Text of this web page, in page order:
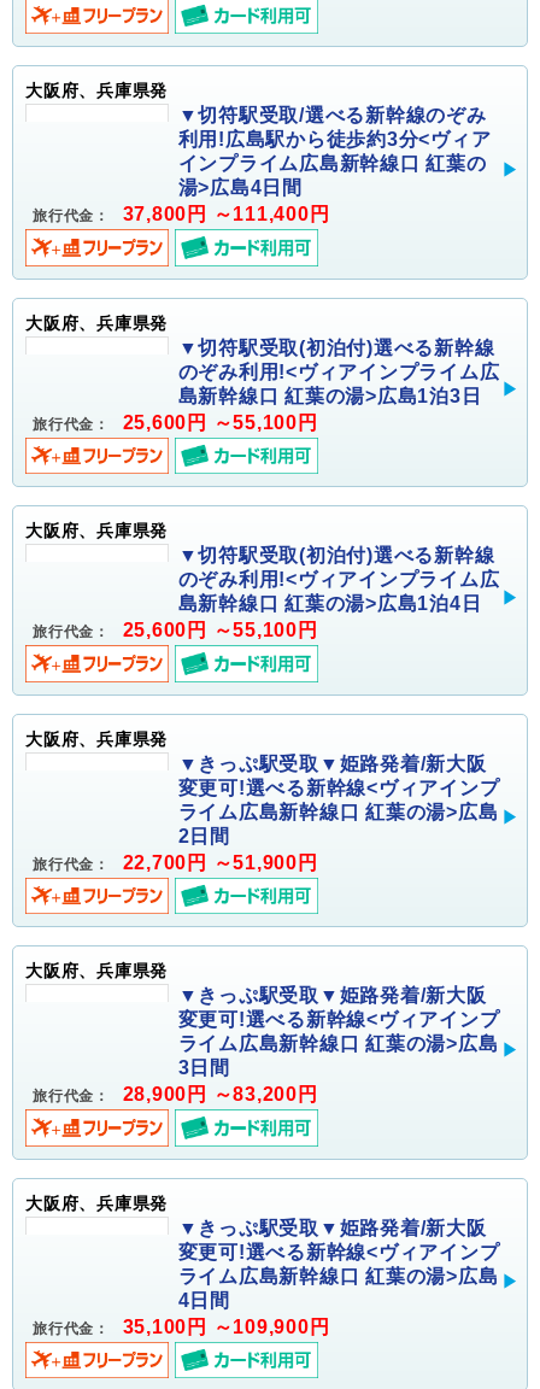
大阪府、兵庫県発
▼切符駅受取/選べる新幹線のぞみ
利用!広島駅から徒歩約3分<ヴィア
インプライム広島新幹線口 紅葉の
湯>広島4日間
旅行代金： 37,800円 ～111,400円
大阪府、兵庫県発
▼切符駅受取(初泊付)選べる新幹線
のぞみ利用!<ヴィアインプライム広
島新幹線口 紅葉の湯>広島1泊3日
旅行代金： 25,600円 ～55,100円
大阪府、兵庫県発
▼切符駅受取(初泊付)選べる新幹線
のぞみ利用!<ヴィアインプライム広
島新幹線口 紅葉の湯>広島1泊4日
旅行代金： 25,600円 ～55,100円
大阪府、兵庫県発
▼きっぷ駅受取▼姫路発着/新大阪
変更可!選べる新幹線<ヴィアインプ
ライム広島新幹線口 紅葉の湯>広島
2日間
旅行代金： 22,700円 ～51,900円
大阪府、兵庫県発
▼きっぷ駅受取▼姫路発着/新大阪
変更可!選べる新幹線<ヴィアインプ
ライム広島新幹線口 紅葉の湯>広島
3日間
旅行代金： 28,900円 ～83,200円
大阪府、兵庫県発
▼きっぷ駅受取▼姫路発着/新大阪
変更可!選べる新幹線<ヴィアインプ
ライム広島新幹線口 紅葉の湯>広島
4日間
旅行代金： 35,100円 ～109,900円